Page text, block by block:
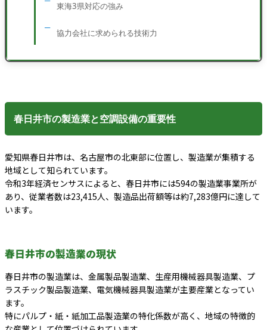
東海3県対応の強み
協力会社に求められる技術力
春日井市の製造業と空調設備の重要性
愛知県春日井市は、名古屋市の北東部に位置し、製造業が集積する
地域として知られています。
令和3年経済センサスによると、春日井市には594の製造業事業所が
あり、従業者数は23,415人、製造品出荷額等は約7,283億円に達して
います。
春日井市の製造業の現状
春日井市の製造業は、金属製品製造業、生産用機械器具製造業、プ
ラスチック製品製造業、電気機械器具製造業が主要産業となってい
ます。
特にパルプ・紙・紙加工品製造業の特化係数が高く、地域の特徴的